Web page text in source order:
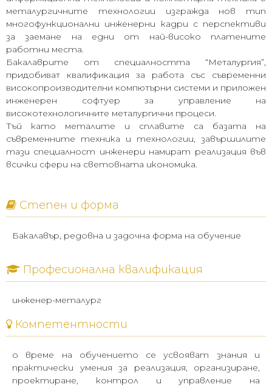
металургичните технологии изгражда нов тип
многофункционални инженерни кадри с перспективи
за заемане на едни от най-високо платените
работни места.
Бакалаврите от специалността “Металургия”,
придобиват квалификация за работа със съвременни
високопроизводителни компютърни системи и приложен
инженерен софтуер за управление на
високотехнологичните металургични процеси.
Тъй като металите и сплавите са базата на
съвременните техника и технологии, завършилите
тази специалност инженери намират реализация във
всички сфери на световната икономика.
Степен и форма
Бакалавър, редовна и задочна форма на обучение
Професионална квалификация
инженер-металург
Компетентности
о време на обучението сеусвояват знания и
практически умения за реализация, организиране,
проектиране, контрол и управление на